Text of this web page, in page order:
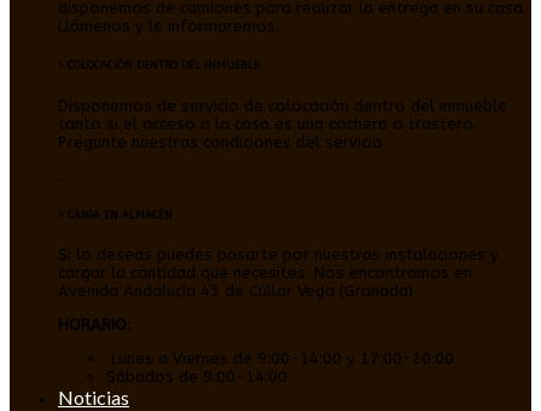
disponemos de camiones para realizar la entrega en su casa.
Llámenos y le informaremos.
> COLOCACIÓN DENTRO DEL INMUEBLE
Disponemos de servicio de colocación dentro del inmueble
tanto si el acceso a la casa es una cochera o trastero.
Pregunte nuestras condiciones del servicio.
> CARGA EN ALMACÉN
Si lo deseas puedes pasarte por nuestras instalaciones y
cargar la cantidad que necesites. Nos encontramos en
Avenida Andalucía 43 de Cúllar Vega (Granada)
HORARIO:
Lunes a Viernes de 9:00-14:00 y 17:00-20:00
Sábados de 9:00-14:00
Noticias